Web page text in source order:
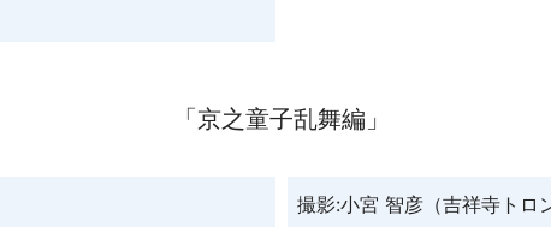
「京之童子乱舞編」
撮影:小宮 智彦（吉祥寺トロ